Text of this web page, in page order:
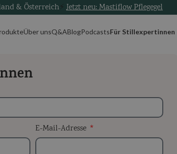
& Österreich Jetzt neu: Mastiflow Pflegegel
Über unsQ&ABlogPodcastsFür Stillexpertinnen
E-Mail-Adresse